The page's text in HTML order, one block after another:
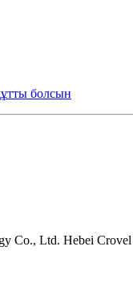
Co., Ltd. Hebei